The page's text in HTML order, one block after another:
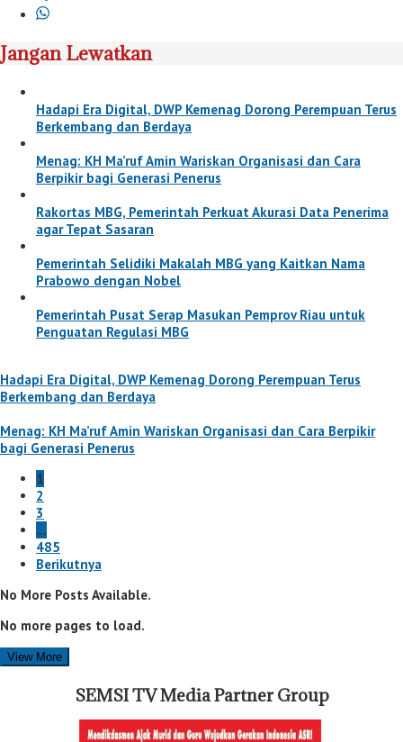
Jangan Lewatkan
Hadapi Era Digital, DWP Kemenag Dorong Perempuan Terus
Berkembang dan Berdaya
Menag: KH Ma’ruf Amin Wariskan Organisasi dan Cara
Berpikir bagi Generasi Penerus
Rakortas MBG, Pemerintah Perkuat Akurasi Data Penerima
agar Tepat Sasaran
Pemerintah Selidiki Makalah MBG yang Kaitkan Nama
Prabowo dengan Nobel
Pemerintah Pusat Serap Masukan Pemprov Riau untuk
Penguatan Regulasi MBG
Hadapi Era Digital, DWP Kemenag Dorong Perempuan Terus
Berkembang dan Berdaya
Menag: KH Ma’ruf Amin Wariskan Organisasi dan Cara Berpikir
bagi Generasi Penerus
1
2
3
…
485
Berikutnya
No More Posts Available.
No more pages to load.
View More
SEMSI TV Media Partner Group